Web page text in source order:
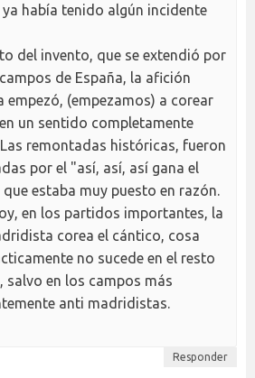
ya había tenido algún incidente
del invento, que se extendió por
de España, la afición
empezó, (empezamos) a corear
un sentido completamente
remontadas históricas, fueron
por el "así, así, así gana el
estaba muy puesto en razón.
en los partidos importantes, la
corea el cántico, cosa
no sucede en el resto
salvo en los campos más
anti madridistas.
Responder